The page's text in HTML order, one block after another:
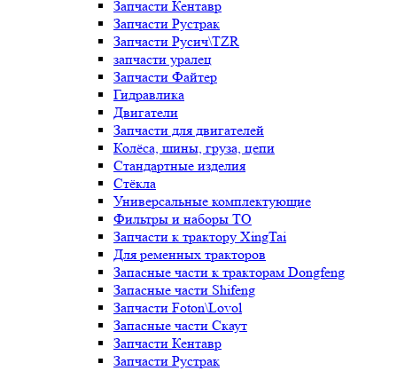
Запчасти Кентавр
Запчасти Рустрак
Запчасти Русич\TZR
запчасти уралец
Запчасти Файтер
Гидравлика
Двигатели
Запчасти для двигателей
Колёса, шины, груза, цепи
Стандартные изделия
Стёкла
Универсальные комплектующие
Фильтры и наборы ТО
Запчасти к трактору XingTai
Для ременных тракторов
Запасные части к тракторам Dongfeng
Запасные части Shifeng
Запчасти Foton\Lovol
Запасные части Скаут
Запчасти Кентавр
Запчасти Рустрак